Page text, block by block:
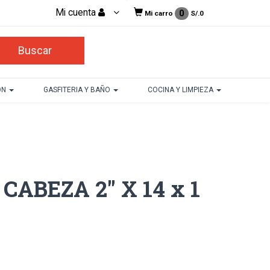
Mi cuenta Mi carro 0 S/.0
GASFITERIA Y BAÑO COCINA Y LIMPIEZA
2" X 14 x 1